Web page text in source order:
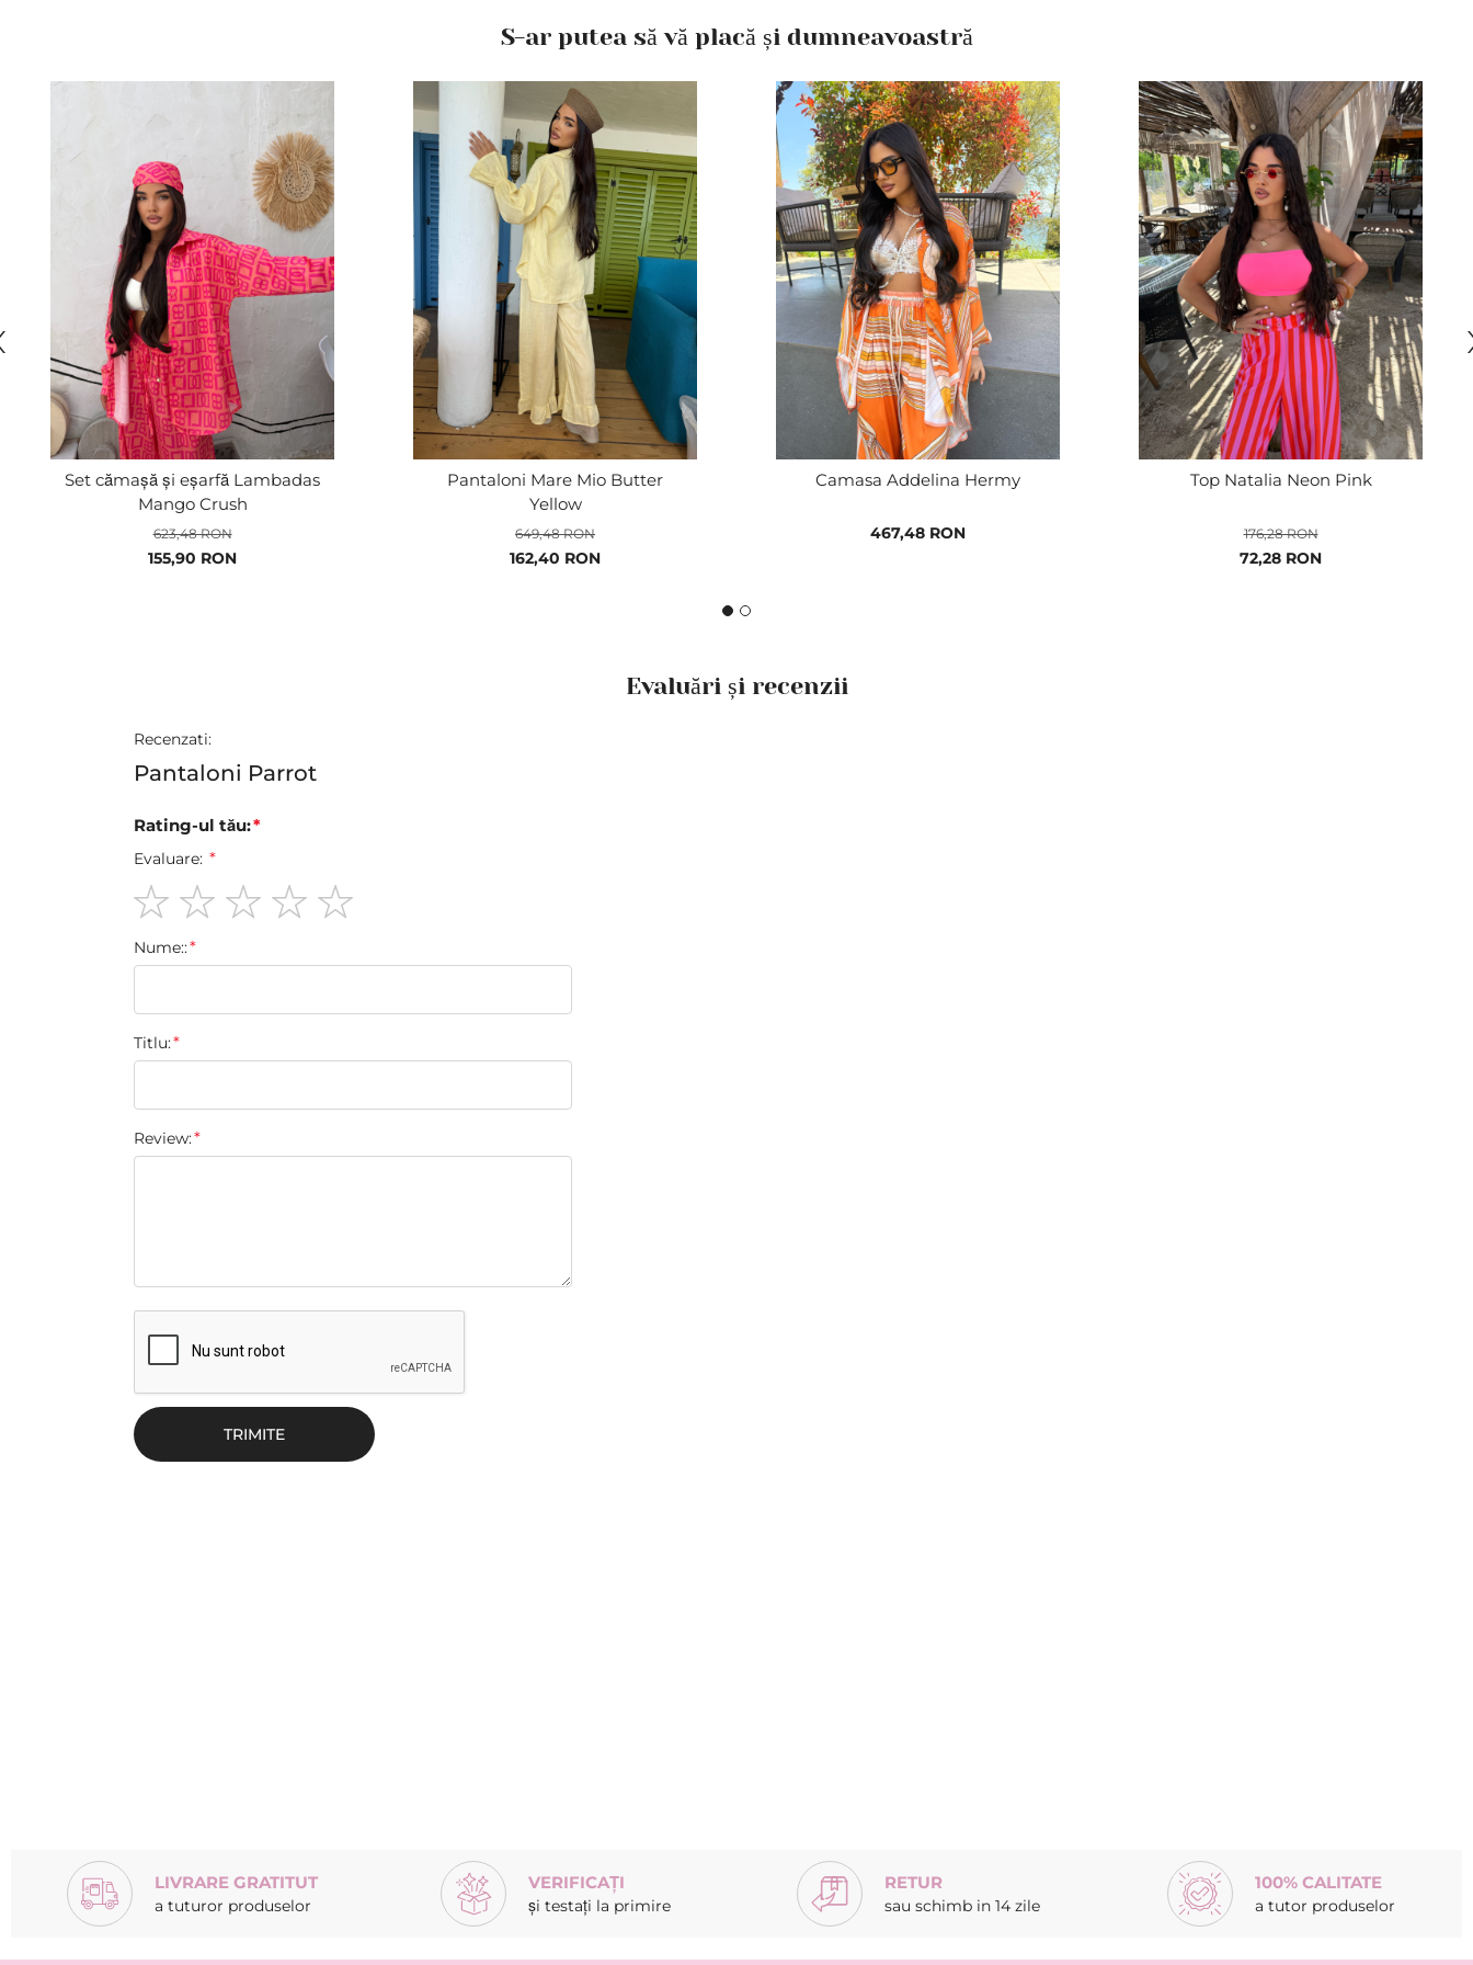
S-ar putea să vă placă și dumneavoastră
Set cămașă și eșarfă Lambadas
Mango Crush
Pret
155,90 RON
623,48 RON
Pantaloni Mare Mio Butter
Yellow
Pret
162,40 RON
649,48 RON
Camasa Addelina Hermy
467,48 RON
Top Natalia Neon Pink
Pret
72,28 RON
176,28 RON
Evaluări și recenzii
Recenzati:
Pantaloni Parrot
Rating-ul tău:
Evaluare:
star
stars
stars
stars
stars
Nume::
Titlu:
Review:
TRIMITE
LIVRARE GRATITUT
a tuturor produselor
VERIFICAȚI
și testați la primire
RETUR
sau schimb in 14 zile
100% CALITATE
a tutor produselor